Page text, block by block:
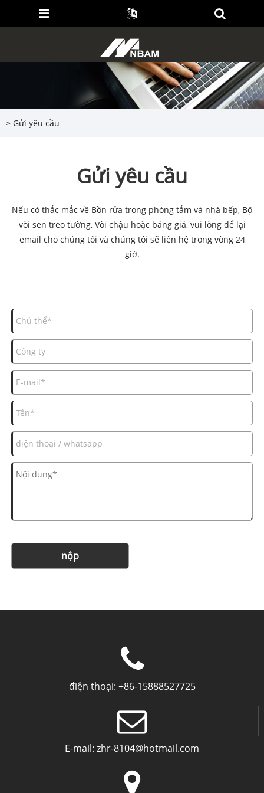
> Gửi yêu cầu
Gửi yêu cầu
Nếu có thắc mắc về Bồn rửa trong phòng tắm và nhà bếp, Bộ
vòi sen treo tường, Vòi chậu hoặc bảng giá, vui lòng để lại
email cho chúng tôi và chúng tôi sẽ liên hệ trong vòng 24
giờ.
nộp
điện thoại: +86-15888527725
E-mail: zhr-8104@hotmail.com